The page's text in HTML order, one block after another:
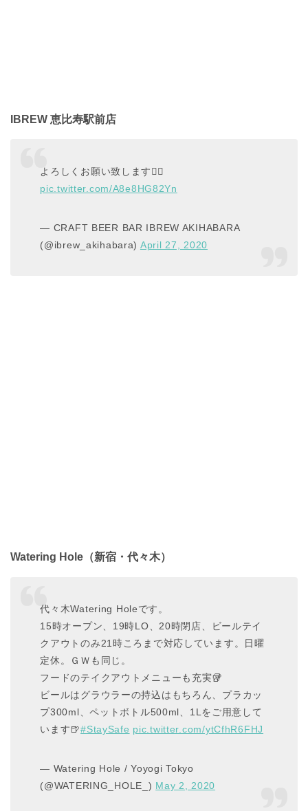
IBREW 恵比寿駅前店
よろしくお願い致します🙇‍♀️
pic.twitter.com/A8e8HG82Yn
— CRAFT BEER BAR IBREW AKIHABARA
(@ibrew_akihabara) April 27, 2020
Watering Hole（新宿・代々木）
代々木Watering Holeです。
15時オープン、19時LO、20時閉店、ビールテイ
クアウトのみ21時ころまで対応しています。日曜
定休。ＧＷも同じ。
フードのテイクアウトメニューも充実🥡
ビールはグラウラーの持込はもちろん、プラカッ
プ300ml、ペットボトル500ml、1Lをご用意して
います🍺#StaySafe pic.twitter.com/ytCfhR6FHJ
— Watering Hole / Yoyogi Tokyo
(@WATERING_HOLE_) May 2, 2020